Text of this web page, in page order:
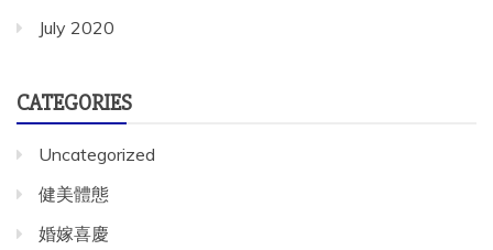
July 2020
CATEGORIES
Uncategorized
健美體態
婚嫁喜慶